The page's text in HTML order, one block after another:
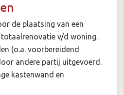
de plaatsing van een
totaalrenovatie v/d woning.
(o.a. voorbereidend
andere partij uitgevoerd.
kastenwand en